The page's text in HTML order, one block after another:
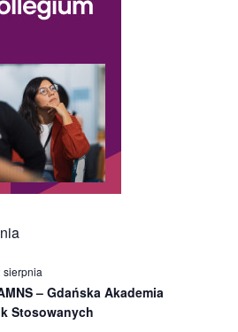
sierpnia
– Gdańska Akademia
Stosowanych